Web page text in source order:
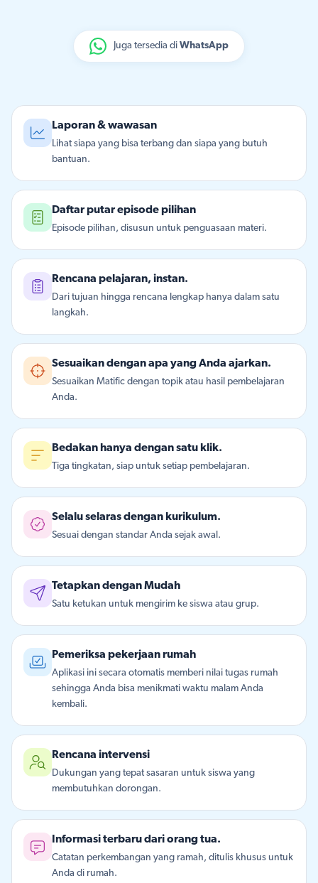
Juga tersedia di WhatsApp
Laporan & wawasan
Lihat siapa yang bisa terbang dan siapa yang butuh
bantuan.
Daftar putar episode pilihan
Episode pilihan, disusun untuk penguasaan materi.
Rencana pelajaran, instan.
Dari tujuan hingga rencana lengkap hanya dalam satu
langkah.
Sesuaikan dengan apa yang Anda ajarkan.
Sesuaikan Matific dengan topik atau hasil pembelajaran
Anda.
Bedakan hanya dengan satu klik.
Tiga tingkatan, siap untuk setiap pembelajaran.
Selalu selaras dengan kurikulum.
Sesuai dengan standar Anda sejak awal.
Tetapkan dengan Mudah
Satu ketukan untuk mengirim ke siswa atau grup.
Pemeriksa pekerjaan rumah
Aplikasi ini secara otomatis memberi nilai tugas rumah
sehingga Anda bisa menikmati waktu malam Anda
kembali.
Rencana intervensi
Dukungan yang tepat sasaran untuk siswa yang
membutuhkan dorongan.
Informasi terbaru dari orang tua.
Catatan perkembangan yang ramah, ditulis khusus untuk
Anda di rumah.